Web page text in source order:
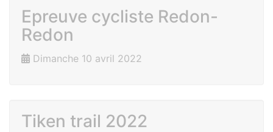
Epreuve cycliste Redon-
Redon
Dimanche 10 avril 2022
Tiken trail 2022